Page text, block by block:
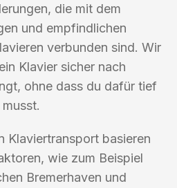
die mit dem
und empfindlichen
verbunden sind. Wir
Klavier sicher nach
ohne dass du dafür tief
Klaviertransport basieren
wie zum Beispiel
Bremerhaven und